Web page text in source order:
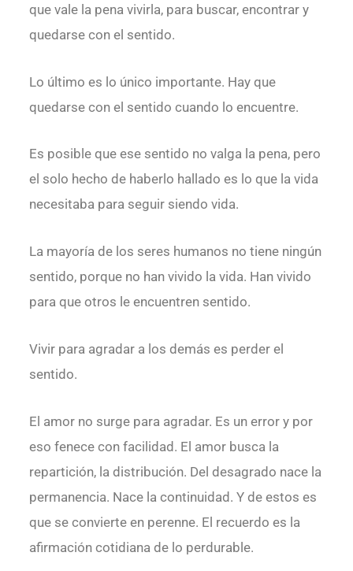
que vale la pena vivirla, para buscar, encontrar y
quedarse con el sentido.
Lo último es lo único importante. Hay que
quedarse con el sentido cuando lo encuentre.
Es posible que ese sentido no valga la pena, pero
el solo hecho de haberlo hallado es lo que la vida
necesitaba para seguir siendo vida.
La mayoría de los seres humanos no tiene ningún
sentido, porque no han vivido la vida. Han vivido
para que otros le encuentren sentido.
Vivir para agradar a los demás es perder el
sentido.
El amor no surge para agradar. Es un error y por
eso fenece con facilidad. El amor busca la
repartición, la distribución. Del desagrado nace la
permanencia. Nace la continuidad. Y de estos es
que se convierte en perenne. El recuerdo es la
afirmación cotidiana de lo perdurable.